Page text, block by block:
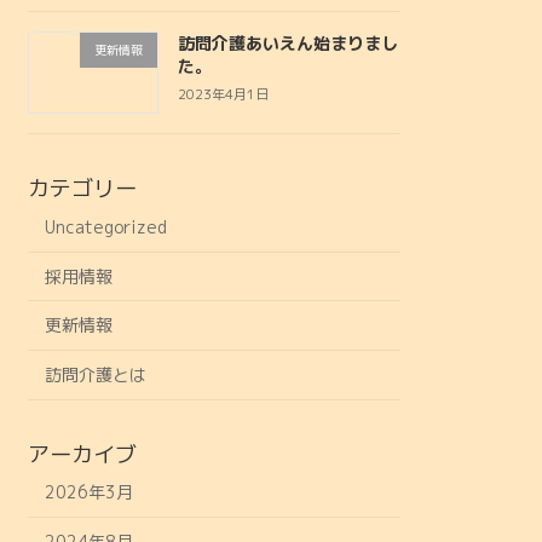
更新情報
訪問介護あいえん始まりまし
た。
2023年4月1日
カテゴリー
Uncategorized
採用情報
更新情報
訪問介護とは
アーカイブ
2026年3月